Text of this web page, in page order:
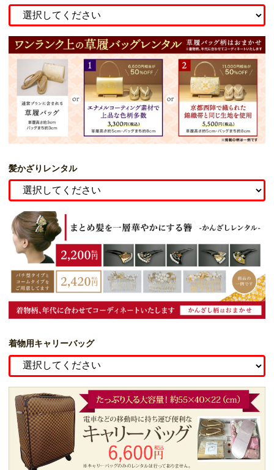
髪かざりレンタル
着物用キャリーバッグ